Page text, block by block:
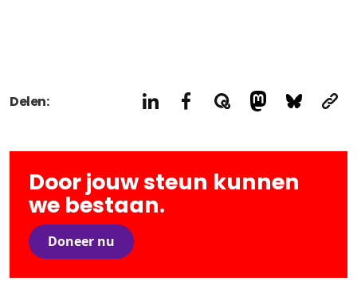
Delen:
Door jouw steun kunnen
we bestaan.
Doneer nu